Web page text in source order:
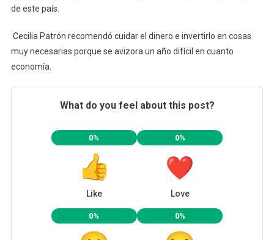
de este país.
Cecilia Patrón recomendó cuidar el dinero e invertirlo en cosas
muy necesarias porque se avizora un año difícil en cuanto
economía.
What do you feel about this post?
0%
Like
0%
Love
0% 0%